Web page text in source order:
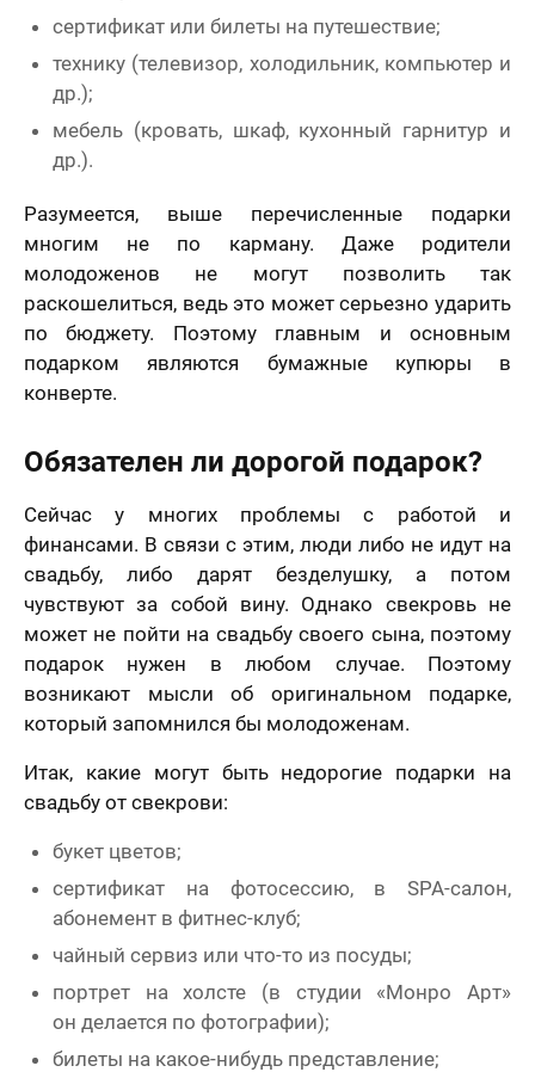
сертификат или билеты на путешествие;
технику (телевизор, холодильник, компьютер и
др.);
мебель (кровать, шкаф, кухонный гарнитур и
др.).
Разумеется, выше перечисленные подарки
многим не по карману. Даже родители
молодоженов не могут позволить так
раскошелиться, ведь это может серьезно ударить
по бюджету. Поэтому главным и основным
подарком являются бумажные купюры в
конверте.
Обязателен ли дорогой подарок?
Сейчас у многих проблемы с работой и
финансами. В связи с этим, люди либо не идут на
свадьбу, либо дарят безделушку, а потом
чувствуют за собой вину. Однако свекровь не
может не пойти на свадьбу своего сына, поэтому
подарок нужен в любом случае. Поэтому
возникают мысли об оригинальном подарке,
который запомнился бы молодоженам.
Итак, какие могут быть недорогие подарки на
свадьбу от свекрови:
букет цветов;
сертификат на фотосессию, в SPA-салон,
абонемент в фитнес-клуб;
чайный сервиз или что-то из посуды;
портрет на холсте (в студии «Монро Арт»
он делается по фотографии);
билеты на какое-нибудь представление;